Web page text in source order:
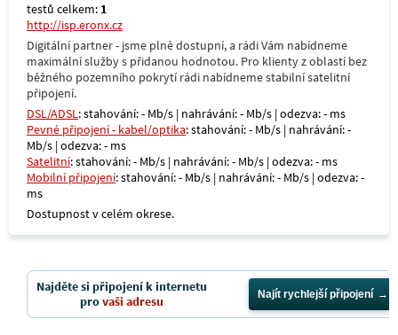
testů celkem: 1
http://isp.eronx.cz
Digitální partner - jsme plně dostupní, a rádi Vám nabídneme
maximální služby s přidanou hodnotou. Pro klienty z oblastí bez
běžného pozemního pokrytí rádi nabídneme stabilní satelitní
připojení.
DSL/ADSL: stahování: - Mb/s | nahrávání: - Mb/s | odezva: - ms
Pevné připojení - kabel/optika: stahování: - Mb/s | nahrávání: -
Mb/s | odezva: - ms
Satelitní: stahování: - Mb/s | nahrávání: - Mb/s | odezva: - ms
Mobilní připojení: stahování: - Mb/s | nahrávání: - Mb/s | odezva: -
ms
Dostupnost v celém okrese.
Najděte si připojení k internetu
provaši adresu Najít rychlejší připojení